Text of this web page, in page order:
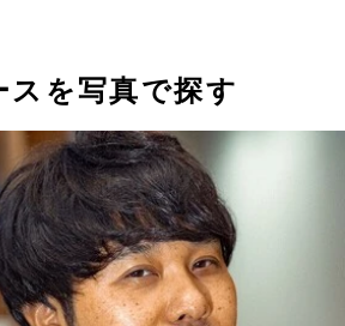
スを写真で探す